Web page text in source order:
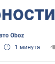
Oboz
1 минута